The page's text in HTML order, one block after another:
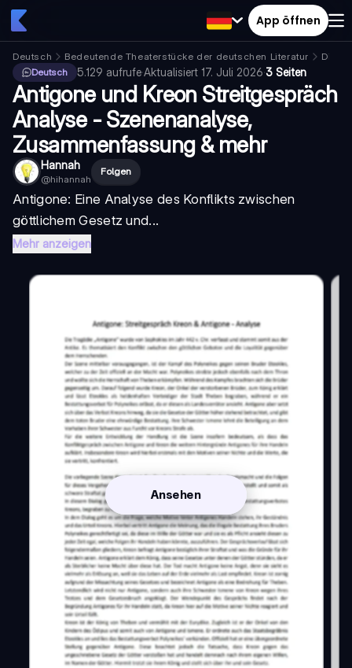
App öffnen
Deutsch Bedeutende Theaterstücke der deutschen Literatur
Die
Deutsch
5.129 aufrufe·Aktualisiert 17. Juli 2026·3 Seiten
Antigone und Kreon Streitgespräch
Analyse - Szenenanalyse,
Zusammenfassung & mehr
Hannah
@hihannah
Folgen
Antigone: Eine Analyse des Konflikts zwischen
göttlichem Gesetz und...
Mehr anzeigen
Ansehen